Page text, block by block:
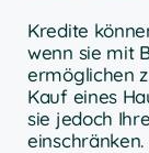
Kredite
wenn sie mit
ermöglichen
Kauf eines
sie jedoch
einschränken.